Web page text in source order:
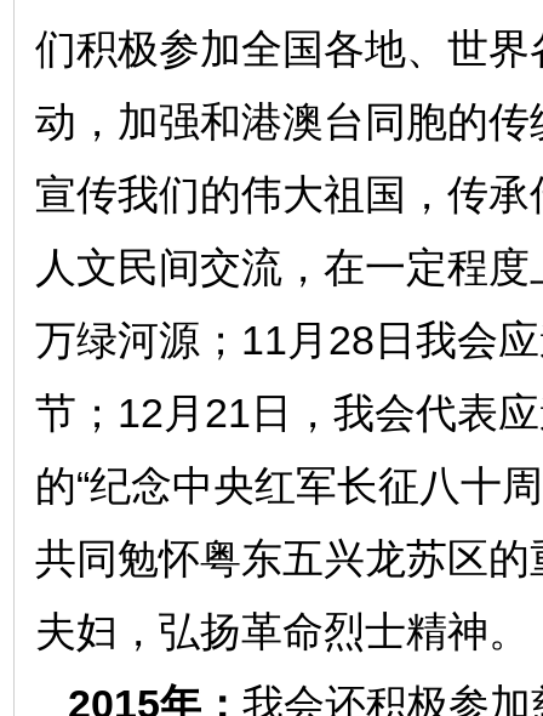
们积极参加全国各地、世
动，加强和港澳台同胞的
宣传我们的伟大祖国，传
人文民间交流，在一定程
万绿河源；11月28日我会
节；12月21日，我会代表
的“纪念中央红军长征八十
共同勉怀粤东五兴龙苏区
夫妇，弘扬革命烈士精神。
2015年： 我会还积极参